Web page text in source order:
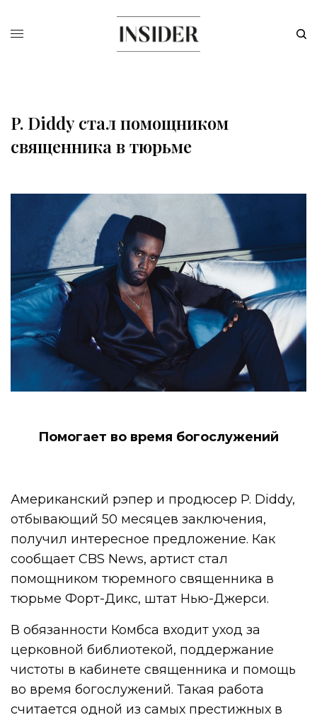
P. Diddy стал помощником
священника в тюрьме
Помогает во время богослужений
Американский рэпер и продюсер P. Diddy,
отбывающий 50 месяцев заключения,
получил интересное предложение. Как
сообщает CBS News, артист стал
помощником тюремного священника в
тюрьме Форт-Дикс, штат Нью-Джерси.
В обязанности Комбса входит уход за
церковной библиотекой, поддержание
чистоты в кабинете священника и помощь
во время богослужений. Такая работа
считается одной из самых престижных в